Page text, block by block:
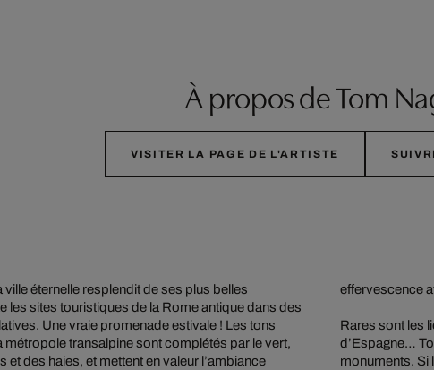
À propos de Tom
VISITER LA PAGE DE L'ARTISTE
ville éternelle resplendit de ses plus belles
les sites touristiques de la Rome antique dans des
Une vraie promenade estivale ! Les tons
transalpine sont complétés par le vert,
des haies, et mettent en valeur l’ambiance
effervescence
Rares sont les
d’Espagne…
monuments. Si